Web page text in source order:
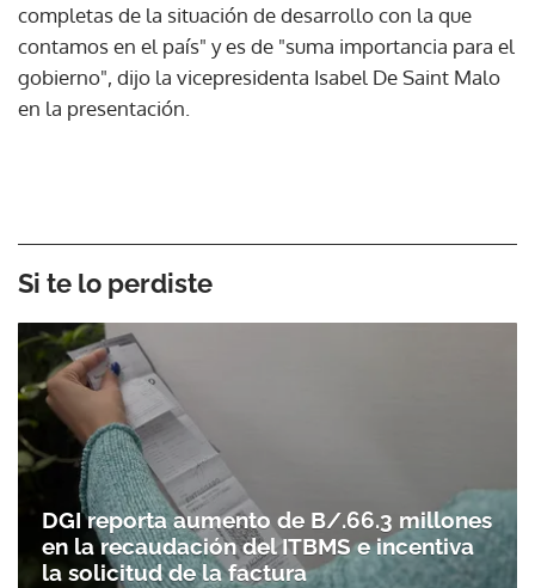
completas de la situación de desarrollo con la que
contamos en el país" y es de "suma importancia para el
gobierno", dijo la vicepresidenta Isabel De Saint Malo
en la presentación.
Si te lo perdiste
DGI reporta aumento de B/.66.3 millones
en la recaudación del ITBMS e incentiva
la solicitud de la factura